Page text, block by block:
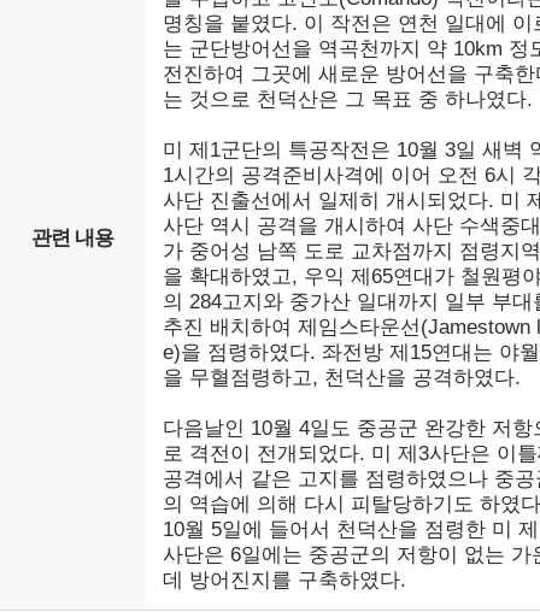
관련 내용
명칭을 붙였다. 이 작전은 연천 일대에 이
는 군단방어선을 역곡천까지 약 10km 정
전진하여 그곳에 새로운 방어선을 구축한
는 것으로 천덕산은 그 목표 중 하나였다.
미 제1군단의 특공작전은 10월 3일 새벽
1시간의 공격준비사격에 이어 오전 6시
사단 진출선에서 일제히 개시되었다. 미
사단 역시 공격을 개시하여 사단 수색중대
가 중어성 남쪽 도로 교차점까지 점령지역
을 확대하였고, 우익 제65연대가 철원평
의 284고지와 중가산 일대까지 일부 부대
추진 배치하여 제임스타운선(Jamestown
e)을 점령하였다. 좌전방 제15연대는 야
을 무혈점령하고, 천덕산을 공격하였다.
다음날인 10월 4일도 중공군 완강한 저항
로 격전이 전개되었다. 미 제3사단은 이
공격에서 같은 고지를 점령하였으나 중공
의 역습에 의해 다시 피탈당하기도 하였
10월 5일에 들어서 천덕산을 점령한 미
사단은 6일에는 중공군의 저항이 없는 가
데 방어진지를 구축하였다.